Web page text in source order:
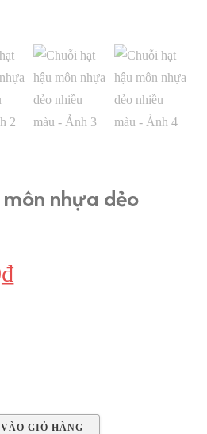
nhựa dẻo
₫Giá
GIỎ HÀNG